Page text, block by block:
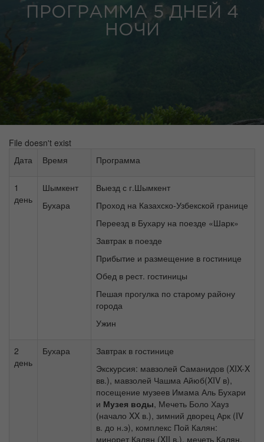
ПРОГРАММА 5 ДНЕЙ 4
НОЧИ
File doesn't exist
Дата
Время Программа
1
день
Шымкент
Бухара
Выезд с г.Шымкент
Проход на Казахско-Узбекской границе
Переезд в Бухару на поезде «Шарк»
Завтрак в поезде
Прибытие и размещение в гостинице
Обед в рест. гостиницы
Пешая прогулка по старому району
города
Ужин
2
день
Бухара
Завтрак в гостинице
Экскурсия: мавзолей Саманидов (XIX-X
вв.), мавзолей Чашма Айюб(XIV в),
посещение музеев Имама Аль Бухари
и Музея воды, Мечеть Боло Хауз
(начало XX в.), зимний дворец Арк (IV
в. до н.э), комплекс Пой Калян:
минорет Калян (XII в.), мечеть Калян,